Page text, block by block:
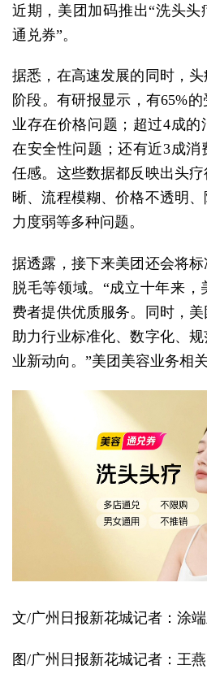
近期，美团加码推出“洗头头
通兑券”。
据悉，在高速发展的同时，
阶段。有研报显示，有65%
业存在价格问题；超过4成
在安全性问题；还有近3成
任感。这些数据都反映出头
晰、流程模糊、价格不透明
力度弱等多种问题。
据透露，接下来美团还会将标
脱毛等领域。“成立十年来
费者提供优质服务。同时，
助力行业标准化、数字化、
业新动向。”美团美容业务相
文/广州日报新花城记者：涂
图/广州日报新花城记者：王燕